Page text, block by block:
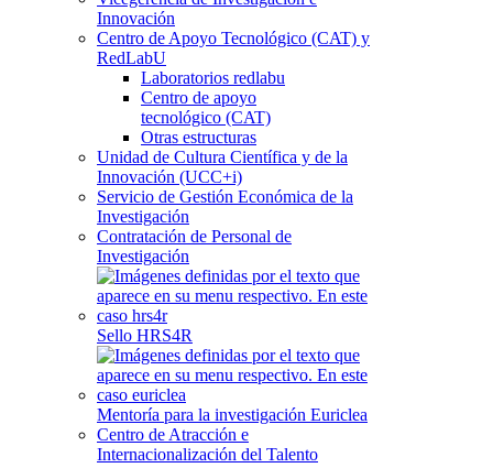
Innovación
Centro de Apoyo Tecnológico (CAT) y
RedLabU
Laboratorios redlabu
Centro de apoyo
tecnológico (CAT)
Otras estructuras
Unidad de Cultura Científica y de la
Innovación (UCC+i)
Servicio de Gestión Económica de la
Investigación
Contratación de Personal de
Investigación
Sello HRS4R
Mentoría para la investigación Euriclea
Centro de Atracción e
Internacionalización del Talento